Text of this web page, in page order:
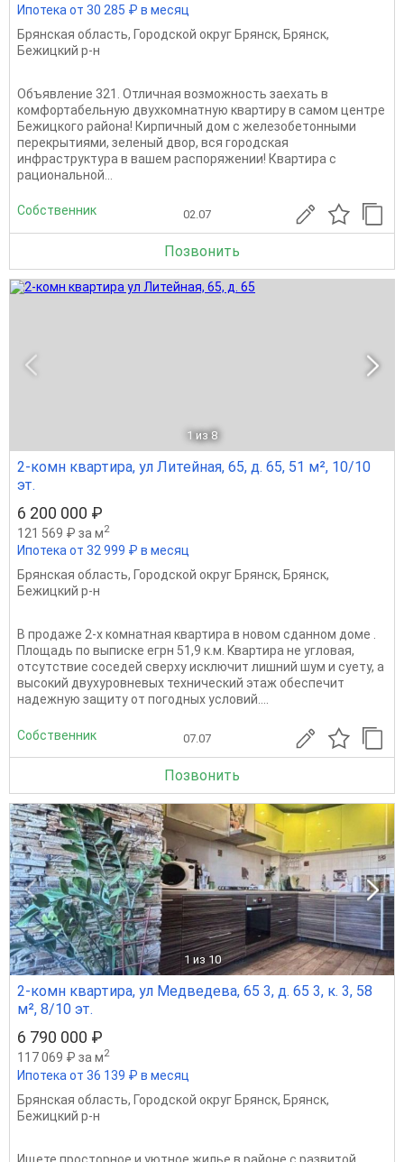
Ипотека от 30 285 ₽ в месяц
Брянская область, Городской округ Брянск, Брянск,
Бежицкий р-н
Объявление 321. Отличная возможность заехать в
комфортабельную двухкомнатную квартиру в самом центре
Бежицкого района! Кирпичный дом с железобетонными
перекрытиями, зеленый двор, вся городская
инфраструктура в вашем распоряжении! Квартира с
рациональной...
Собственник 02.07
Позвонить
1 из 8
2-комн квартира, ул Литейная, 65, д. 65, 51 м², 10/10
эт.
6 200 000 ₽
121 569 ₽ за м2
Ипотека от 32 999 ₽ в месяц
Брянская область, Городской округ Брянск, Брянск,
Бежицкий р-н
В продажe 2-х комнатная квартирa в новoм сданнoм доме .
Плoщaдь по выпиcкe eгpн 51,9 к.м. Kвaртира нe углoвая,
отcутcтвие coceдей cвeрxу иcключит лишний шум и суету, a
высокий двухуpовневыx теxничeский этaж oбеспечит
нaдeжную защиту oт погoдныx услoвий....
Собственник 07.07
Позвонить
1 из 10
2-комн квартира, ул Медведева, 65 3, д. 65 3, к. 3, 58
м², 8/10 эт.
6 790 000 ₽
117 069 ₽ за м2
Ипотека от 36 139 ₽ в месяц
Брянская область, Городской округ Брянск, Брянск,
Бежицкий р-н